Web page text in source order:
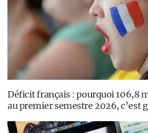
Déficit français : pourquoi 106,8
au premier semestre 2026, c’est